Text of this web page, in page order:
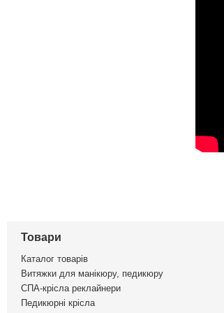
Товари
Каталог товарів
Витяжки для манікюру, педикюру
СПА-крісла реклайнери
Педикюрні крісла